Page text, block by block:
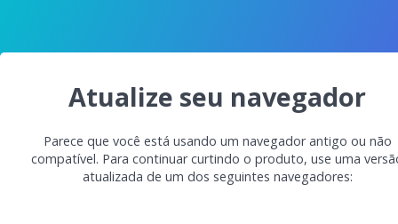
Atualize seu navegador
Parece que você está usando um navegador antigo ou não
compatível. Para continuar curtindo o produto, use uma
atualizada de um dos seguintes navegadores: